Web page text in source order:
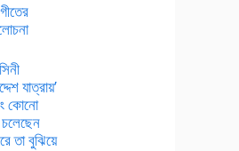
যাত্রায়’
কোনো
চলেছেন
তা বুঝিয়ে